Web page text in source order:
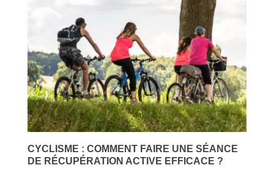
CYCLISME : COMMENT FAIRE UNE SÉANCE
DE RÉCUPÉRATION ACTIVE EFFICACE ?